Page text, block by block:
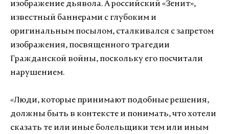
изображение дьявола. А российский «Зенит»,
известный баннерами с глубоким и
оригинальным посылом, сталкивался с запретом
изображения, посвященного трагедии
Гражданской войны, поскольку его посчитали
нарушением.
«Люди, которые принимают подобные решения,
должны быть в контексте и понимать, что хотели
сказать те или иные болельщики тем или иным